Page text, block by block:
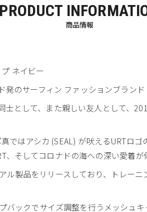
PRODUCT
商品情報
ネイビー
のサーフィン ファッションブランド
士として、また親しい友人として、
ではアシカ (SEAL) が吠えるURTロ
そしてコロナドの海への深い愛着が
ル製品をリリースしており、トレー
ックでサイズ調整を行うメッシュキ